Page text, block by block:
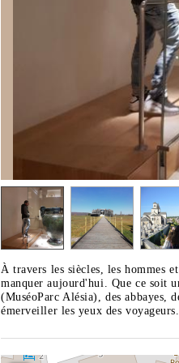
À travers les siècles, les hommes
manquer aujourd'hui. Que ce soit
(MuséoParc Alésia), des abbayes,
émerveiller les yeux des voyageurs.